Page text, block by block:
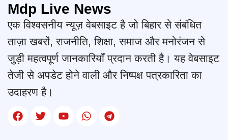
Mdp Live News
एक विश्वसनीय न्यूज़ वेबसाइट है जो बिहार से संबंधित
ताज़ा खबरों, राजनीति, शिक्षा, समाज और मनोरंजन से
जुड़ी महत्वपूर्ण जानकारियाँ प्रदान करती है। यह वेबसाइट
तेजी से अपडेट होने वाली और निष्पक्ष पत्रकारिता का
उदाहरण है।